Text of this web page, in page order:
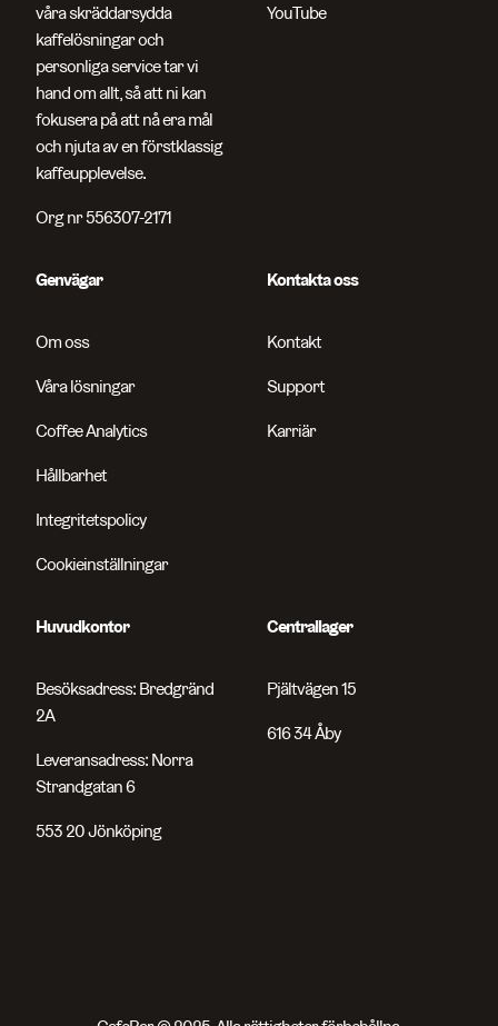
våra skräddarsydda
kaffelösningar och
personliga service tar vi
hand om allt, så att ni kan
fokusera på att nå era mål
och njuta av en förstklassig
kaffeupplevelse.
Org nr 556307-2171
YouTube
Genvägar
Om oss
Våra lösningar
Coffee Analytics
Hållbarhet
Integritetspolicy
Cookieinställningar
Kontakta oss
Kontakt
Support
Karriär
Huvudkontor
Besöksadress: Bredgränd
2A
Leveransadress: Norra
Strandgatan 6
553 20 Jönköping
Centrallager
Pjältvägen 15
616 34 Åby